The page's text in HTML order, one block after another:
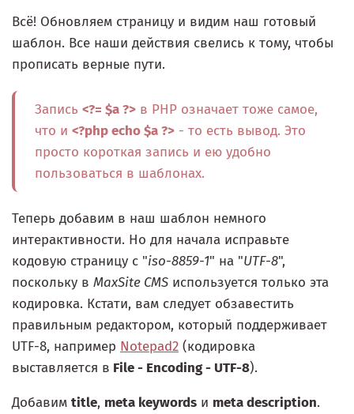
Всё! Обновляем страницу и видим наш готовый
шаблон. Все наши действия свелись к тому, чтобы
прописать верные пути.
Запись <?= $a ?> в PHP означает тоже самое,
что и <?php echo $a ?> - то есть вывод. Это
просто короткая запись и ею удобно
пользоваться в шаблонах.
Теперь добавим в наш шаблон немного
интерактивности. Но для начала исправьте
кодовую страницу с "iso-8859-1" на "UTF-8",
поскольку в MaxSite CMS используется только эта
кодировка. Кстати, вам следует обзавестить
правильным редактором, который поддерживает
UTF-8, например Notepad2 (кодировка
выставляется в File - Encoding - UTF-8).
Добавим title, meta keywords и meta description.